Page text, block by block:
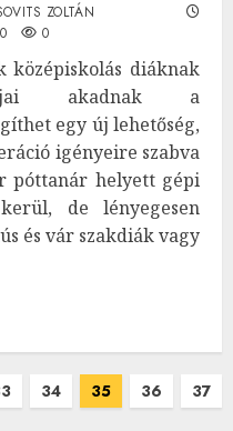
ZOLTÁN
0 0
középiskolás diáknak
akadnak a
egy új lehetőség,
igényeire szabva
póttanár helyett gépi
de lényegesen
és vár szakdiák vagy
34 35 36
37